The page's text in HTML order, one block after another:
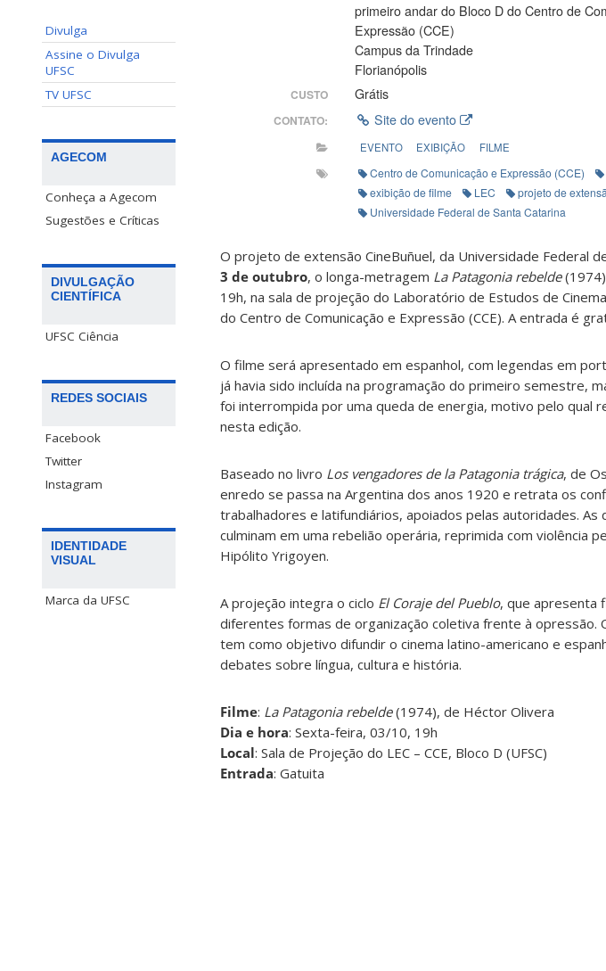
Divulga
Assine o Divulga
UFSC
TV UFSC
AGECOM
Conheça a Agecom
Sugestões e Críticas
DIVULGAÇÃO
CIENTÍFICA
UFSC Ciência
REDES SOCIAIS
Facebook
Twitter
Instagram
IDENTIDADE
VISUAL
Marca da UFSC
primeiro andar do Bloco D do Centro de
Expressão (CCE)
Campus da Trindade
Florianópolis
CUSTO Grátis
CONTATO: Site do evento
EVENTO EXIBIÇÃO FILME
Centro de Comunicação e Expressão (CCE)
exibição de filme
LEC projeto de
Universidade Federal de Santa Catarina
O projeto de extensão CineBuñuel, da Universidade Federal
3 de outubro, o longa-metragem La Patagonia rebelde
19h, na sala de projeção do Laboratório de Estudos de
do Centro de Comunicação e Expressão (CCE). A entrada é
O filme será apresentado em espanhol, com legendas em
já havia sido incluída na programação do primeiro semestre,
foi interrompida por uma queda de energia, motivo pelo qual
nesta edição.
Baseado no livro Los vengadores de la Patagonia trágica, de
enredo se passa na Argentina dos anos 1920 e retrata os
trabalhadores e latifundiários, apoiados pelas autoridades. As
culminam em uma rebelião operária, reprimida com violência
Hipólito Yrigoyen.
A projeção integra o ciclo El Coraje del Pueblo, que apresenta
diferentes formas de organização coletiva frente à opressão.
tem como objetivo difundir o cinema latino-americano e
debates sobre língua, cultura e história.
Filme: La Patagonia rebelde(1974), de Héctor Olivera
Dia e hora: Sexta-feira, 03/10, 19h
Local: Sala de Projeção do LEC – CCE, Bloco D (UFSC)
Entrada: Gatuita